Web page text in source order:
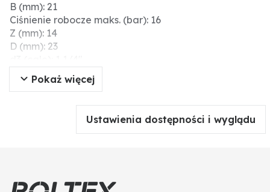
B (mm): 21
Ciśnienie robocze maks. (bar): 16
Z (mm): 14
D (mm): 23
Materiał: PVC-U
Rozmiar klucza (mm): 55
Gwint wew. (cale): 1 1/4"
Pokaż więcej
Ustawienia dostępności i wyglądu